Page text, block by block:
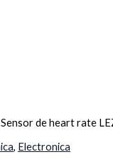
de heart rate
, Electronica